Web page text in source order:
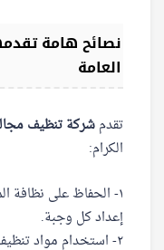
نصائح هامة
العامة
تقدمشركة تنظيف
الكرام:
١- الحفاظ على نظافة
إعداد كل وجبة.
٢- استخدام مواد